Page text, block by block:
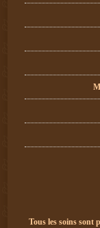
Tous les soins sont